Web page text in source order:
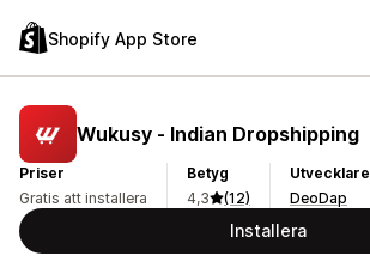
Shopify App Store
Wukusy ‑ Indian Dropshipping
Priser
Gratis att installera
Betyg
4,3
(12)
Utvecklare
DeoDap
Installera